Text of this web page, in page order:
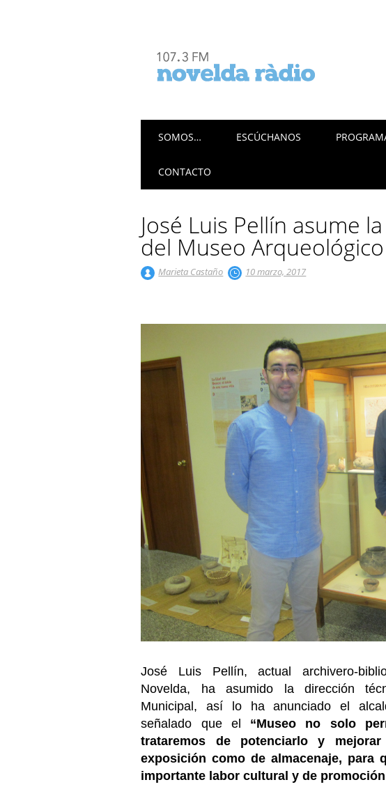
Menú principal
SOMOS… ESCÚCHANOS
CONTACTO
José Luis Pellín asume
del Museo Arqueológico
Marieta Castaño 10 marzo, 2017
José Luis Pellín, actual archivero-
Novelda, ha asumido la dirección
Municipal, así lo ha anunciado el
señalado que el “Museo no solo
trataremos de potenciarlo y
exposición como de almacenaje, para
importante labor cultural y de promoción